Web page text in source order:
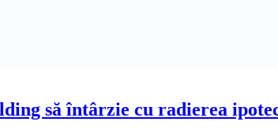
să întârzie cu radierea